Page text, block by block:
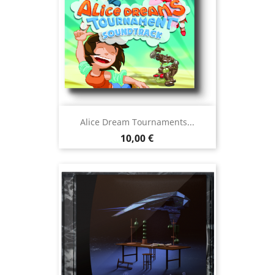
Alice Dream Tournaments...
Precio
10,00 €